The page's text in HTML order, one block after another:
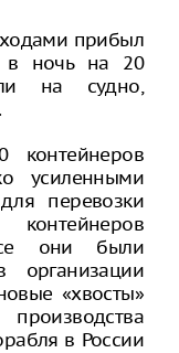
прибыл
в ночь на 20
на судно,
контейнеров
усиленными
перевозки
они были
организации
«хвосты»
в России